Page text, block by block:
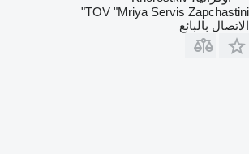
TOV "Mriya Servis Zapchastini"
الاتصال بالبائع